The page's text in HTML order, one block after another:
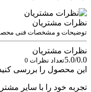
نظرات مشتریان
توضیحات و مشخصات فنی
نظرات مشتریان
5.0/0.0تعداد نظرات 0
این محصول را بررسی
تجربه خود را با سایر